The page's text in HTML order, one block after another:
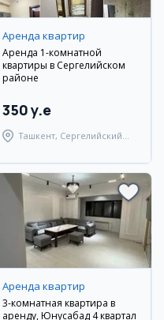
Аренда квартир
Аренда 1-комнатной
квартиры в Сергелийском
районе
350 y.e
Ташкент, Сергелийский
Аренда квартир
3-комнатная квартира в
аренду, Юнусабад 4 квартал